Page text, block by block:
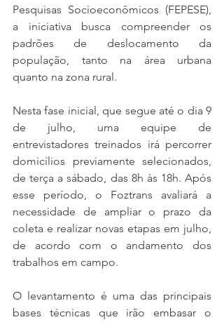
Pesquisas Socioeconômicos (FEPESE),
a iniciativa busca compreender os
padrões de deslocamento da
população, tanto na área urbana
quanto na zona rural.
Nesta fase inicial, que segue até o dia 9
de julho, uma equipe de
entrevistadores treinados irá percorrer
domicílios previamente selecionados,
de terça a sábado, das 8h às 18h. Após
esse período, o Foztrans avaliará a
necessidade de ampliar o prazo da
coleta e realizar novas etapas em julho,
de acordo com o andamento dos
trabalhos em campo.
O levantamento é uma das principais
bases técnicas que irão embasar o